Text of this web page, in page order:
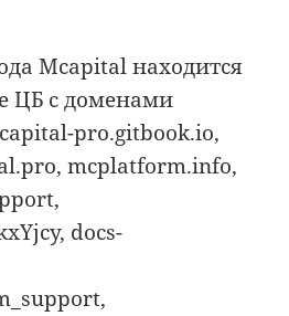
Mсapital находится
ЦБ с доменами
pro.gitbook.io,
mcplatform.info,
docs-